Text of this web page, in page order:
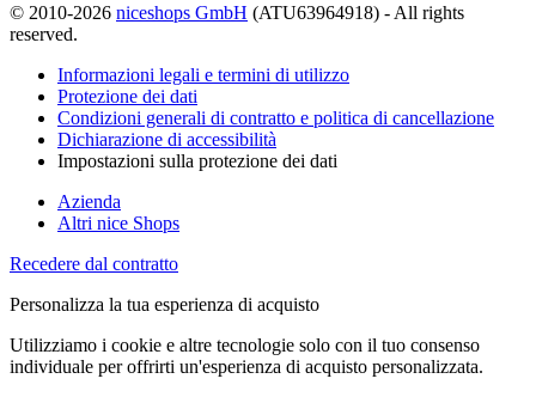
© 2010-2026 niceshops GmbH (ATU63964918) - All rights
reserved.
Informazioni legali e termini di utilizzo
Protezione dei dati
Condizioni generali di contratto e politica di cancellazione
Dichiarazione di accessibilità
Impostazioni sulla protezione dei dati
Azienda
Altri nice Shops
Recedere dal contratto
Personalizza la tua esperienza di acquisto
Utilizziamo i cookie e altre tecnologie solo con il tuo consenso
individuale per offrirti un'esperienza di acquisto personalizzata.